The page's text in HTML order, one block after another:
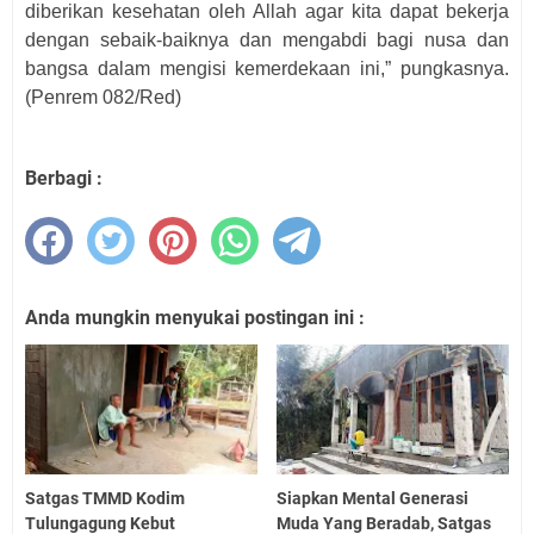
diberikan kesehatan oleh Allah agar kita dapat bekerja
dengan sebaik-baiknya dan mengabdi bagi nusa dan
bangsa dalam mengisi kemerdekaan ini,” pungkasnya.
(Penrem 082/Red)
Berbagi :
Anda mungkin menyukai postingan ini :
Satgas TMMD Kodim
Tulungagung Kebut
Siapkan Mental Generasi
Muda Yang Beradab, Satgas